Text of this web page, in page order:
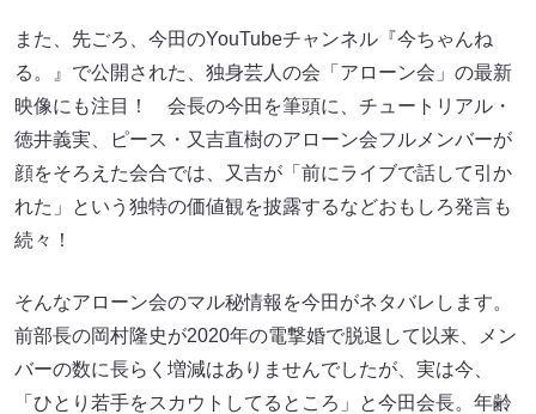
また、先ごろ、今田のYouTubeチャンネル『今ちゃんね
る。』で公開された、独身芸人の会「アローン会」の最新
映像にも注目！ 会長の今田を筆頭に、チュートリアル・
徳井義実、ピース・又吉直樹のアローン会フルメンバーが
顔をそろえた会合では、又吉が「前にライブで話して引か
れた」という独特の価値観を披露するなどおもしろ発言も
続々！
そんなアローン会のマル秘情報を今田がネタバレします。
前部長の岡村隆史が2020年の電撃婚で脱退して以来、メン
バーの数に長らく増減はありませんでしたが、実は今、
「ひとり若手をスカウトしてるところ」と今田会長。年齢